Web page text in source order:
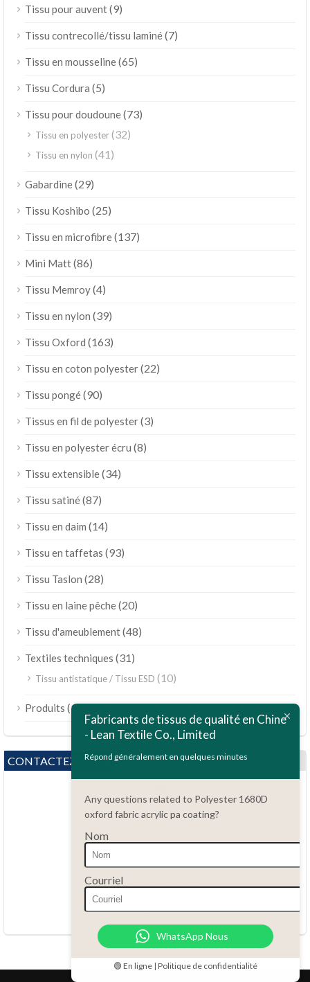
Tissu pour auvent(9)
Tissu contrecollé/tissu laminé(7)
Tissu en mousseline(65)
Tissu Cordura (5)
Tissu pour doudoune(73)
Tissu en polyester(32)
Tissu en nylon (41)
Gabardine(29)
Tissu Koshibo (25)
Tissu en microfibre(137)
Mini Matt(86)
Tissu Memroy(4)
Tissu en nylon (39)
Tissu Oxford (163)
Tissu en coton polyester(22)
Tissu pongé(90)
Tissus en fil de polyester(3)
Tissu en polyester écru (8)
Tissu extensible(34)
Tissu satiné(87)
Tissu en daim (14)
Tissu en taffetas (93)
Tissu Taslon (28)
Tissu en laine pêche(20)
Tissu d'ameublement(48)
Textiles techniques (31)
Tissu antistatique / Tissu ESD (10)
Produits (189)
CONTACTEZ-NOUS
86.15051486055
haiming@leantex.com
24 heures sur 24, 7 jours sur 7
Fabricants de tissus de qualité en Chine
- Lean Textile Co., Limited
Répond généralement en quelques minutes
Any questions related to Polyester 1680D
oxford fabric acrylic pa coating?
Nom
Courriel
WhatsApp Nous
🟢 En ligne | Politique de confidentialité
Português do Brasil
Русский
Tiếng Việt
العربية
Bahasa Indonesia
Polski
Bahasa Melayu